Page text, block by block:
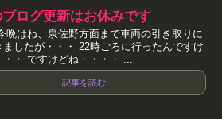
ログ更新はお休みです
晩はね、泉佐野方面まで車両の引き取りに
ましたが・・・ 22時ごろに行ったんですけ
・・ ですけどね・・・・ ...
記事を読む